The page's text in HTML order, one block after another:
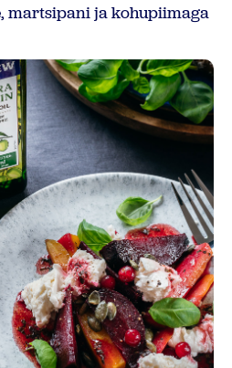
martsipani ja kohupiimaga